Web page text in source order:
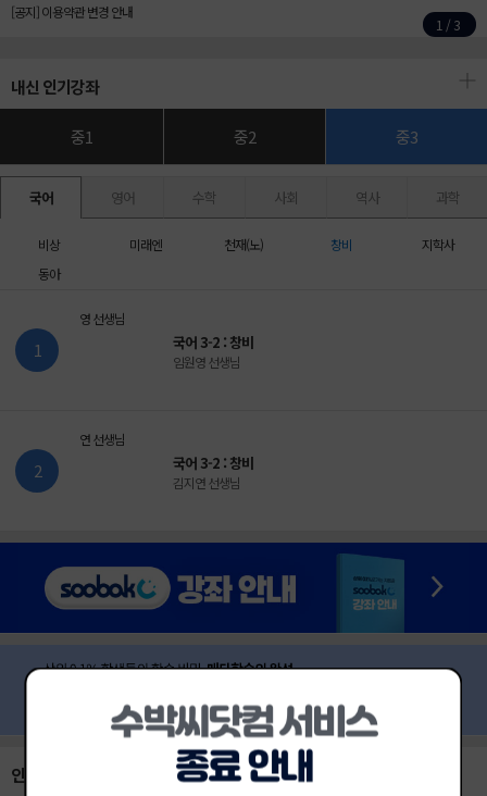
수박씨닷컴 서비스
종료 안내
[공지] 이용약관 변경 안내
1 / 3
내신 인기강좌
중1 중2 중3
국어 영어 수학 사회 역사 과학
비상 미래엔 천재(노) 창비
지학사
동아
1 국어 3-2 : 창비
임원영 선생님
2 국어 3-2 : 창비
김지연 선생님
인기 교재 BEST